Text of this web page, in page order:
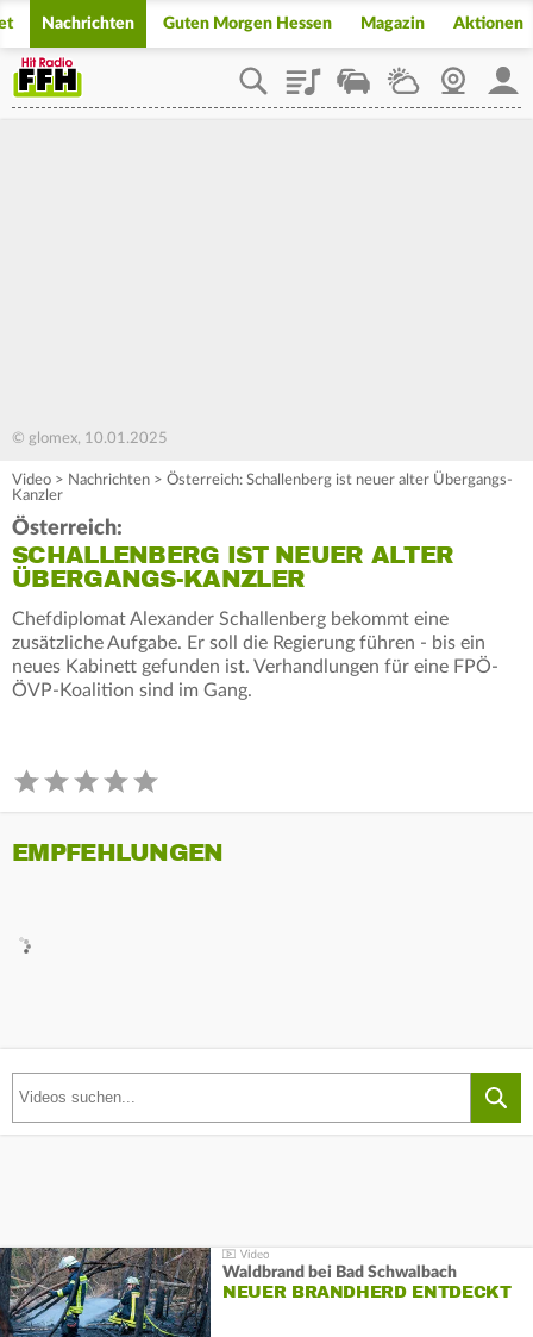
Nachrichten Guten Morgen Hessen Magazin Aktionen
PlaylistStaupilotWetterWebcam
© glomex, 10.01.2025
Video > Nachrichten > Österreich: Schallenberg ist neuer alter Übergangs-
Kanzler
Österreich:
SCHALLENBERG IST NEUER ALTER
ÜBERGANGS-KANZLER
Chefdiplomat Alexander Schallenberg bekommt eine
zusätzliche Aufgabe. Er soll die Regierung führen - bis ein
neues Kabinett gefunden ist. Verhandlungen für eine FPÖ-
ÖVP-Koalition sind im Gang.
EMPFEHLUNGEN
Waldbrand bei Bad Schwalbach
NEUER BRANDHERD ENTDECKT